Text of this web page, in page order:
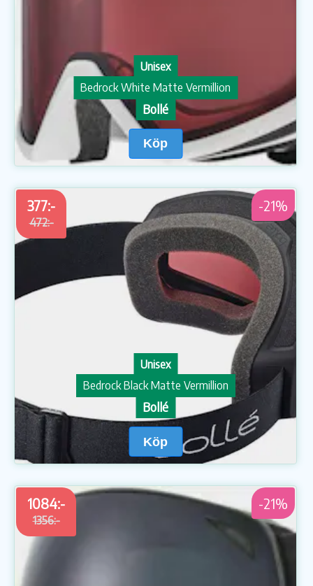
Unisex
Bedrock White Matte Vermillion
Bollé
Köp
377:-
472:-
-21%
Unisex
Bedrock Black Matte Vermillion
Bollé
Köp
1084:-
1356:-
-21%